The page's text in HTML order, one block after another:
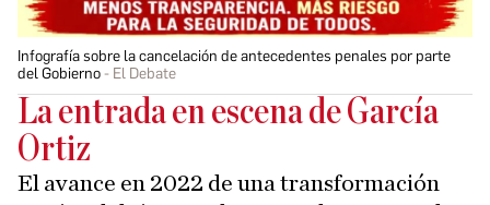
Infografía sobre la cancelación de antecedentes penales por parte
del Gobierno
El Debate
La entrada en escena de García
Ortiz
El avance en 2022 de una transformación